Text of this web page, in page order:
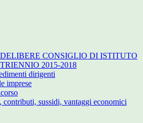
DELIBERE CONSIGLIO DI ISTITUTO
TRIENNIO 2015-2018
dirigenti
imprese
contributi, sussidi, vantaggi economici